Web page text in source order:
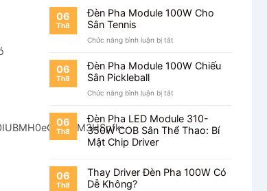
Pha
Module
Cầu
06
Th8
Đèn Pha Module 100W Cho
Sân Tennis
Chức năng bình luận bị tắt
Pha
Module
Tennis
06
Th8
Đèn Pha Module 100W Chiếu
Sân Pickleball
Chức năng bình luận bị tắt
Pha
Module
100W
Pickleball
06
Th8
Đèn Pha LED Module 310-
350W COB Sân Thể Thao: Bí
Mật Chip Driver
06
Th8
Thay Driver Đèn Pha 100W Có
Dễ Không?